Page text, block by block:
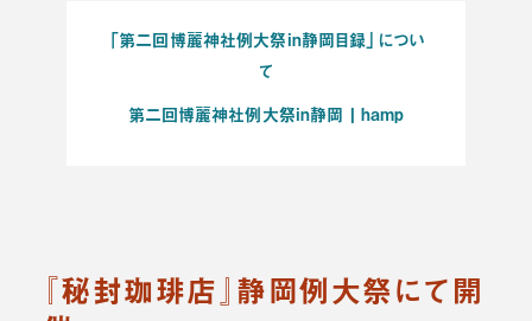
「第二回博麗神社例大祭in静岡目録」につい
て
第二回博麗神社例大祭in静岡 | hamp
『秘封珈琲店』静岡例大祭にて開